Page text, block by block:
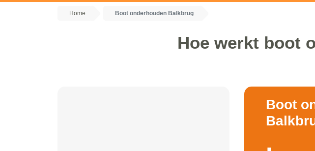
Home Boot onderhouden Balkbrug
Hoe werkt boot
Boot
,